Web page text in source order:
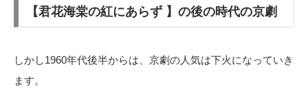
【君花海棠の紅にあらず 】の後の時代の京劇
しかし1960年代後半からは、京劇の人気は下火になっていき
ます。